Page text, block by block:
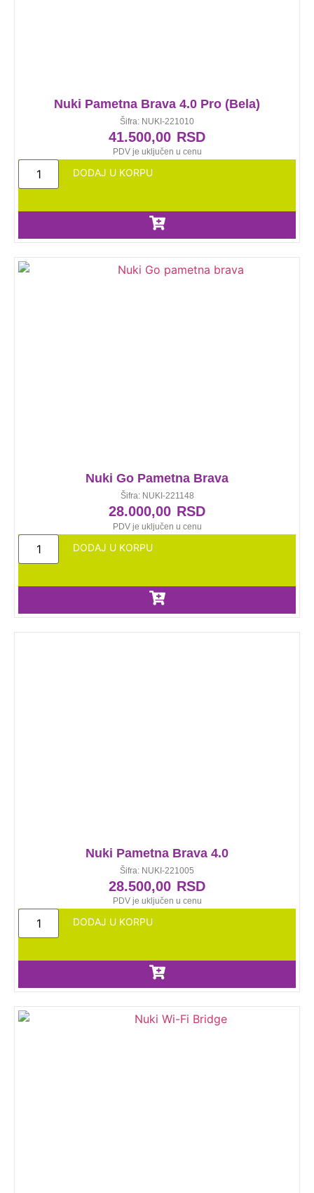
Nuki Pametna Brava 4.0 Pro (Bela)
Šifra: NUKI-221010
41.500,00 RSD
PDV je uključen u cenu
DODAJ U KORPU
Nuki Go Pametna Brava
Šifra: NUKI-221148
28.000,00 RSD
PDV je uključen u cenu
DODAJ U KORPU
Nuki Pametna Brava 4.0
Šifra: NUKI-221005
28.500,00 RSD
PDV je uključen u cenu
DODAJ U KORPU